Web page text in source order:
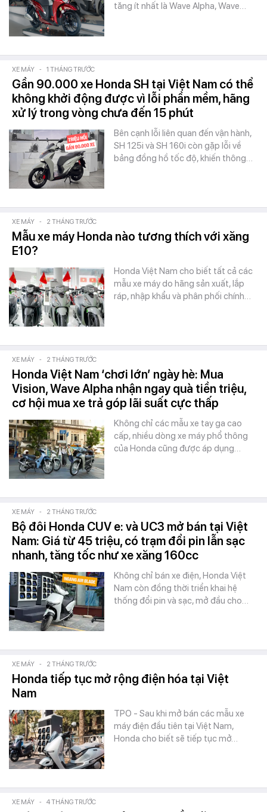
tăng ít nhất là Wave Alpha, Wave…
XE MÁY - 1 THÁNG TRƯỚC
Gần 90.000 xe Honda SH tại Việt Nam có thể
không khởi động được vì lỗi phần mềm, hãng
xử lý trong vòng chưa đến 15 phút
Bên cạnh lỗi liên quan đến vận hành,
SH 125i và SH 160i còn gặp lỗi về
bảng đồng hồ tốc độ, khiến thông…
XE MÁY - 2 THÁNG TRƯỚC
Mẫu xe máy Honda nào tương thích với xăng
E10?
Honda Việt Nam cho biết tất cả các
mẫu xe máy do hãng sản xuất, lắp
ráp, nhập khẩu và phân phối chính…
XE MÁY - 2 THÁNG TRƯỚC
Honda Việt Nam ‘chơi lớn’ ngày hè: Mua
Vision, Wave Alpha nhận ngay quà tiền triệu,
cơ hội mua xe trả góp lãi suất cực thấp
Không chỉ các mẫu xe tay ga cao
cấp, nhiều dòng xe máy phổ thông
của Honda cũng được áp dụng…
XE MÁY - 2 THÁNG TRƯỚC
Bộ đôi Honda CUV e: và UC3 mở bán tại Việt
Nam: Giá từ 45 triệu, có trạm đổi pin lẫn sạc
nhanh, tăng tốc như xe xăng 160cc
Không chỉ bán xe điện, Honda Việt
Nam còn đồng thời triển khai hệ
thống đổi pin và sạc, mở đầu cho…
XE MÁY - 2 THÁNG TRƯỚC
Honda tiếp tục mở rộng điện hóa tại Việt
Nam
TPO - Sau khi mở bán các mẫu xe
máy điện đầu tiên tại Việt Nam,
Honda cho biết sẽ tiếp tục mở…
XE MÁY - 4 THÁNG TRƯỚC